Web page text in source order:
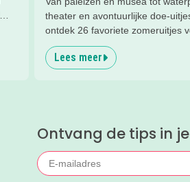
theater en avontuurlijke doe-
ontdek 26 favoriete zomeruitjes
gezinnen door heel Nederland.
Lees meer
Ontvang de tips in